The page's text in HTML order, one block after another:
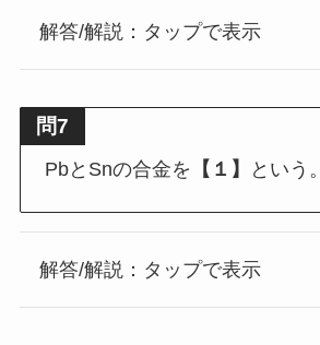
解答/解説：タップで表示
問7
PbとSnの合金を 【１】 という。
解答/解説：タップで表示